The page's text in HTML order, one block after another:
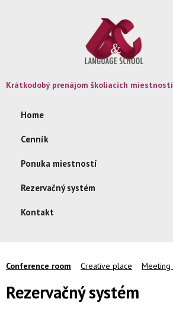
Krátkodobý prenájom školiacich miestností
Home
Cenník
Ponuka miestností
Rezervačný systém
Kontakt
Conference room Creative place Meeting
Rezervačný systém